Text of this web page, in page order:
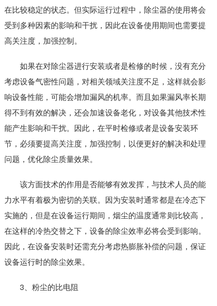
在比较稳定的状态。但实际运行过程中，除尘器的使用将会
受到多种因素的影响和干扰，因此在设备使用期间也需要提
高关注度，加强控制。
如果在对除尘器进行安装或者是检修的时候，没有充分
考虑设备气密性问题，对相关领域关注度不足，这样就会影
响设备性能，可能会增加漏风的机率。而且如果漏风率长期
得不到有效的解决，还会加速设备老化，对设备其他技术性
能产生影响和干扰。因此，在平时检修或者是设备安装环
节，必须要提高关注度，加强控制，以便更好的解决和处理
问题，优化除尘质量效果。
该方面技术的作用是否能够有效发挥，与技术人员的能
力水平有着极为密切的关联。因为安装时通常都是在冷态下
实施的，但是在设备运行期间，烟尘的温度通常则比较高，
在这样的冷热交替之下，设备的除尘效率必将会受到影响。
因此，在设备安装时还需充分考虑热膨胀补偿的问题，保证
设备运行时的除尘效果。
3、粉尘的比电阻